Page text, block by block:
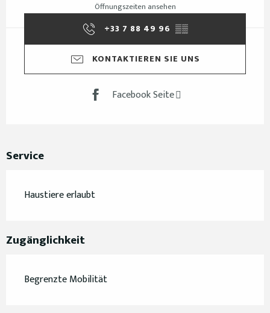
Öffnungszeiten ansehen
+33 7 88 49 96 ▒▒
KONTAKTIEREN SIE UNS
Facebook Seite
Service
Haustiere erlaubt
Zugänglichkeit
Begrenzte Mobilität